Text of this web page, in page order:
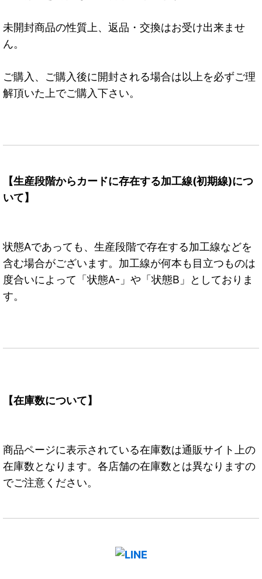
未開封商品の性質上、返品・交換はお受け出来ませ
ん。
ご購入、ご購入後に開封される場合は以上を必ずご理
解頂いた上でご購入下さい。
【生産段階からカードに存在する加工線(初期線)につ
いて】
状態Aであっても、生産段階で存在する加工線などを
含む場合がございます。加工線が何本も目立つものは
度合いによって「状態A-」や「状態B」としておりま
す。
【在庫数について】
商品ページに表示されている在庫数は通販サイト上の
在庫数となります。各店舗の在庫数とは異なりますの
でご注意ください。